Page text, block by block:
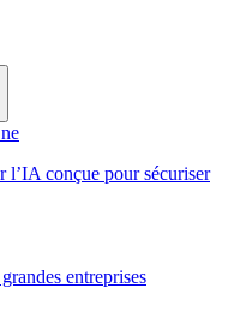
l’IA conçue pour sécuriser
entreprises